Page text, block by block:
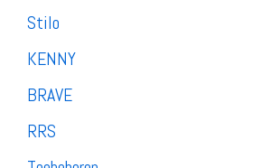
Stilo
KENNY
BRAVE
RRS